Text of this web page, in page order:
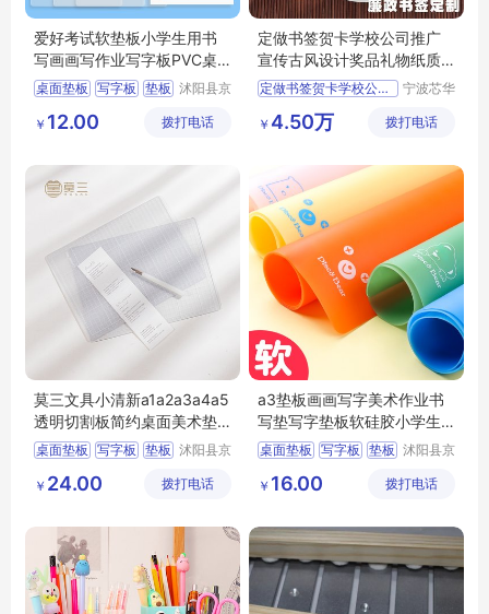
爱好考试软垫板小学生用书
写画画写作业写字板PVC桌
面8K厚垫本A4
桌面垫板 写字板 垫板 沭阳县京
心
￥ 12.00 拨打电话
定做书签贺卡学校公司推广
宣传古风设计奖品礼物纸质
订制经销商
定做书签贺卡学校公司推广
宁波芯华
有限公司
￥ 4.50万 拨打电话
莫三文具小清新a1a2a3a4a5
透明切割板简约桌面美术垫
板创意少女裁
桌面垫板 写字板 垫板 沭阳县京
心
￥ 24.00 拨打电话
a3垫板画画写字美术作业书
写垫写字垫板软硅胶小学生
考试用专儿童
桌面垫板 写字板 垫板 沭阳县京
心
￥ 16.00 拨打电话